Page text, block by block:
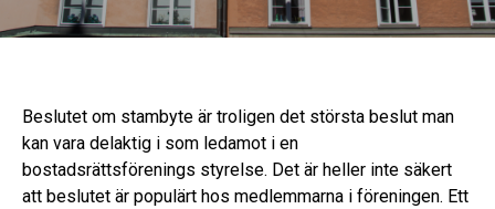
Beslutet om stambyte är troligen det största beslut man
kan vara delaktig i som ledamot i en
bostadsrättsförenings styrelse. Det är heller inte säkert
att beslutet är populärt hos medlemmarna i föreningen. Ett